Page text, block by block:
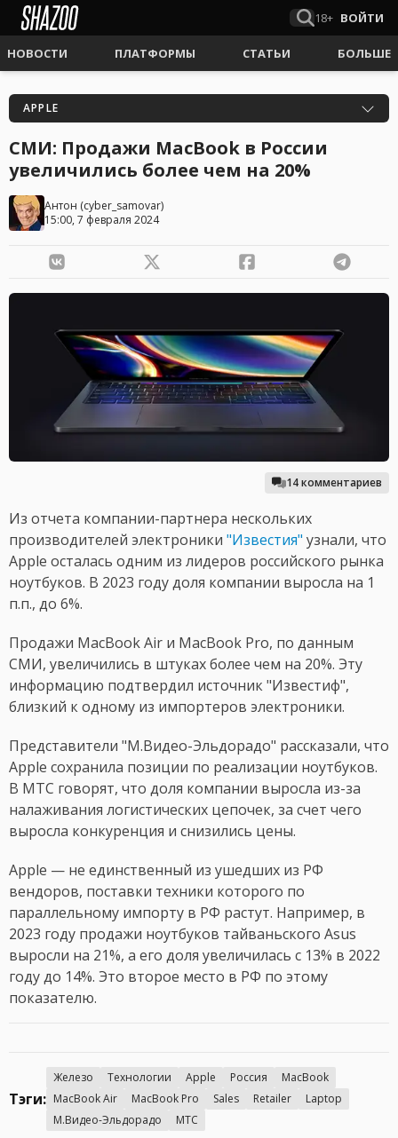
18+ ВОЙТИ
НОВОСТИ ПЛАТФОРМЫ СТАТЬИ БОЛЬШЕ
APPLE
СМИ: Продажи MacBook в России
увеличились более чем на 20%
Антон (cyber_samovar)
15:00, 7 февраля 2024
14 комментариев
Из отчета компании-партнера нескольких
производителей электроники "Известия" узнали, что
Apple осталась одним из лидеров российского рынка
ноутбуков. В 2023 году доля компании выросла на 1
п.п., до 6%.
Продажи MacBook Air и MacBook Pro, по данным
СМИ, увеличились в штуках более чем на 20%. Эту
информацию подтвердил источник "Известиф",
близкий к одному из импортеров электроники.
Представители "М.Видео-Эльдорадо" рассказали, что
Apple сохранила позиции по реализации ноутбуков.
В МТС говорят, что доля компании выросла из-за
налаживания логистических цепочек, за счет чего
выросла конкуренция и снизились цены.
Apple — не единственный из ушедших из РФ
вендоров, поставки техники которого по
параллельному импорту в РФ растут. Например, в
2023 году продажи ноутбуков тайваньского Asus
выросли на 21%, а его доля увеличилась с 13% в 2022
году до 14%. Это второе место в РФ по этому
показателю.
Тэги:
Железо Технологии Apple Россия
MacBook
MacBook Air
MacBook Pro Sales Retailer
Laptop
М.Видео-Эльдорадо
МТС